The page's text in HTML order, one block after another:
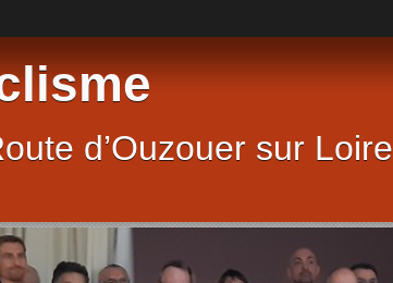
d’Ouzouer sur Loire